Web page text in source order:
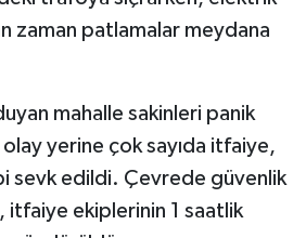
zaman patlamalar meydana
mahalle sakinleri panik
yerine çok sayıda itfaiye,
sevk edildi. Çevrede güvenlik
itfaiye ekiplerinin 1 saatlik